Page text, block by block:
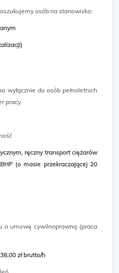
osób na stanowisko:
wyłącznie do osób pełnoletnich
pracy
ręczny transport ciężarów
(o masie przekraczającej 20
o umowę cywilnoprawną (praca
zł brutto/h